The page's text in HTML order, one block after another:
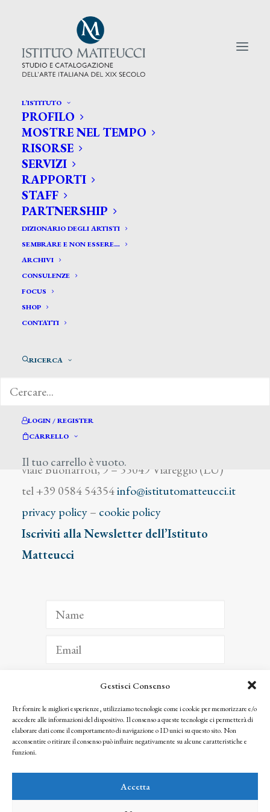
Gestisci Consenso
Per fornire le migliori esperienze, utilizziamo tecnologie come i cookie per memorizzare e/o
accedere alle informazioni del dispositivo. Il consenso a queste tecnologie ci permetterà di
elaborare dati come il comportamento di navigazione o ID unici su questo sito. Non
acconsentire o ritirare il consenso può influire negativamente su alcune caratteristiche e
funzioni.
Accetta
L’ISTITUTO
PROFILO
MOSTRE NEL TEMPO
RISORSE
SERVIZI
RAPPORTI
STAFF
PARTNERSHIP
DIZIONARIO DEGLI ARTISTI
SEMBRARE E NON ESSERE…
ARCHIVI
CONSULENZE
FOCUS
SHOP
CONTATTI
RICERCA
LOGIN / REGISTER
CARRELLO
Il tuo carrello è vuoto.
CERCA TRA GLI ARTISTI:
Search
for:
Barcaglia Donato
viale Buonarroti, 9 – 55049 Viareggio (LU)
tel +39 0584 54354info@istitutomatteucci.it
privacy policy– cookie policy
Iscriviti alla Newsletter dell’Istituto
Matteucci
ISCRIVITI
Facendo clic per iscriverti, riconosci che le tue informazioni saranno trattate
seguendo la nostra Privacy Policy
© 2025 Istituto Matteucci. All right reserved
l’autorizzazione scritta dei proprietari dei diritti e dell’Istituto Matteucci